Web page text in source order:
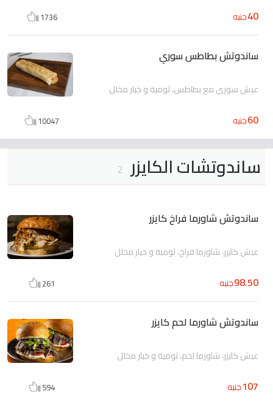
40جنيه 1736
ساندوتش بطاطس سوري
عيش سورى مع بطاطس، ثومية و خيار مخلل
60جنيه 10047
ساندوتشات الكايزر 2
ساندوتش شاورما فراخ كايزر
عيش كايزر، شاورما فراخ، ثومية و خيار مخلل
98.50جنيه 261
ساندوتش شاورما لحم كايزر
عيش كايزر، شاورما لحم، ثومية و خيار مخلل
107جنيه 594